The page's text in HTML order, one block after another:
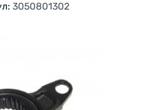
3050801302